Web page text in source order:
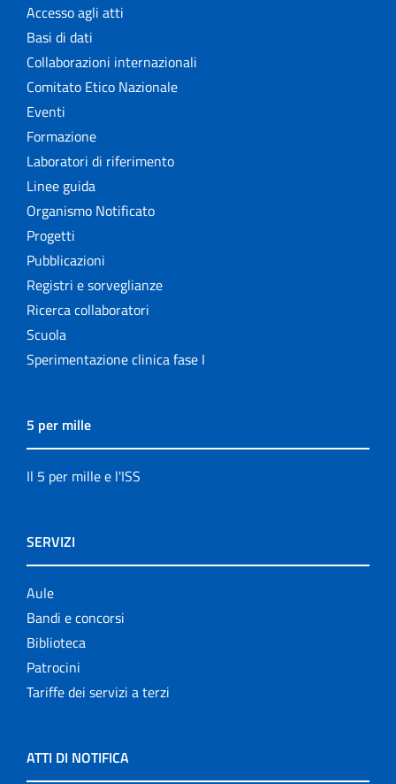
Accesso agli atti
Basi di dati
Collaborazioni internazionali
Comitato Etico Nazionale
Eventi
Formazione
Laboratori di riferimento
Linee guida
Organismo Notificato
Progetti
Pubblicazioni
Registri e sorveglianze
Ricerca collaboratori
Scuola
Sperimentazione clinica fase I
5 per mille
Il 5 per mille e l'ISS
SERVIZI
Aule
Bandi e concorsi
Biblioteca
Patrocini
Tariffe dei servizi a terzi
ATTI DI NOTIFICA